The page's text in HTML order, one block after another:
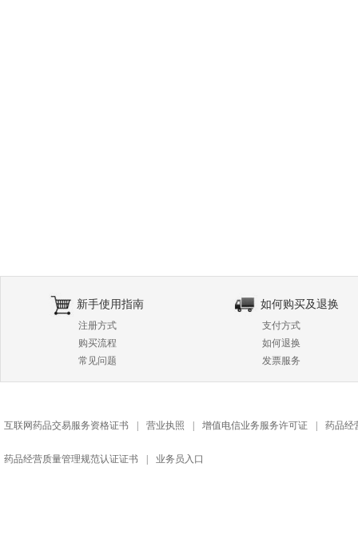
新手使用指南
注册方式
购买流程
常见问题
如何购买及退换
支付方式
如何退换
发票服务
互联网药品交易服务资格证书 营业执照 增值电信业务服务许可证 药品经
药品经营质量管理规范认证证书 业务员入口